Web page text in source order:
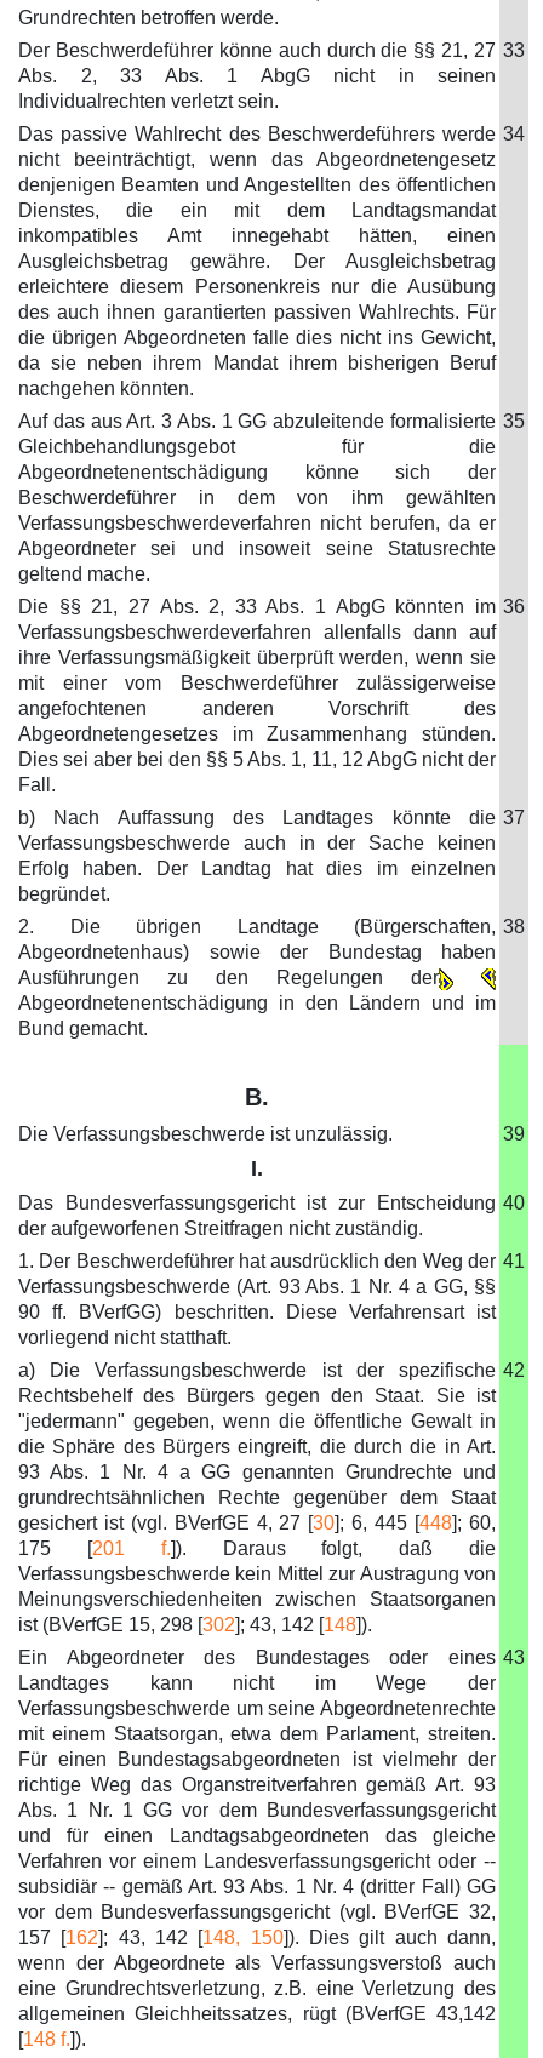
Grundrechten betroffen werde.
Der Beschwerdeführer könne auch durch die §§ 21, 27
Abs. 2, 33 Abs. 1 AbgG nicht in seinen
Individualrechten verletzt sein.
33
Das passive Wahlrecht des Beschwerdeführers werde
nicht beeinträchtigt, wenn das Abgeordnetengesetz
denjenigen Beamten und Angestellten des öffentlichen
Dienstes, die ein mit dem Landtagsmandat
inkompatibles Amt innegehabt hätten, einen
Ausgleichsbetrag gewähre. Der Ausgleichsbetrag
erleichtere diesem Personenkreis nur die Ausübung
des auch ihnen garantierten passiven Wahlrechts. Für
die übrigen Abgeordneten falle dies nicht ins Gewicht,
da sie neben ihrem Mandat ihrem bisherigen Beruf
nachgehen könnten.
34
Auf das aus Art. 3 Abs. 1 GG abzuleitende formalisierte
Gleichbehandlungsgebot für die
Abgeordnetenentschädigung könne sich der
Beschwerdeführer in dem von ihm gewählten
Verfassungsbeschwerdeverfahren nicht berufen, da er
Abgeordneter sei und insoweit seine Statusrechte
geltend mache.
35
Die §§ 21, 27 Abs. 2, 33 Abs. 1 AbgG könnten im
Verfassungsbeschwerdeverfahren allenfalls dann auf
ihre Verfassungsmäßigkeit überprüft werden, wenn sie
mit einer vom Beschwerdeführer zulässigerweise
angefochtenen anderen Vorschrift des
Abgeordnetengesetzes im Zusammenhang stünden.
Dies sei aber bei den §§ 5 Abs. 1, 11, 12 AbgG nicht der
Fall.
36
b) Nach Auffassung des Landtages könnte die
Verfassungsbeschwerde auch in der Sache keinen
Erfolg haben. Der Landtag hat dies im einzelnen
begründet.
37
2. Die übrigen Landtage (Bürgerschaften,
Abgeordnetenhaus) sowie der Bundestag haben
Ausführungen zu den Regelungen der
Abgeordnetenentschädigung in den Ländern und im
Bund gemacht.
38
B.
Die Verfassungsbeschwerde ist unzulässig. 39
I.
Das Bundesverfassungsgericht ist zur Entscheidung
der aufgeworfenen Streitfragen nicht zuständig.
40
1. Der Beschwerdeführer hat ausdrücklich den Weg der
Verfassungsbeschwerde (Art. 93 Abs. 1 Nr. 4 a GG, §§
90 ff. BVerfGG) beschritten. Diese Verfahrensart ist
vorliegend nicht statthaft.
41
a) Die Verfassungsbeschwerde ist der spezifische
Rechtsbehelf des Bürgers gegen den Staat. Sie ist
"jedermann" gegeben, wenn die öffentliche Gewalt in
die Sphäre des Bürgers eingreift, die durch die in Art.
93 Abs. 1 Nr. 4 a GG genannten Grundrechte und
grundrechtsähnlichen Rechte gegenüber dem Staat
gesichert ist (vgl. BVerfGE 4, 27 [30]; 6, 445 [448]; 60,
175 [201 f.]). Daraus folgt, daß die
Verfassungsbeschwerde kein Mittel zur Austragung von
Meinungsverschiedenheiten zwischen Staatsorganen
ist (BVerfGE 15, 298 [302]; 43, 142 [148]).
42
Ein Abgeordneter des Bundestages oder eines
Landtages kann nicht im Wege der
Verfassungsbeschwerde um seine Abgeordnetenrechte
mit einem Staatsorgan, etwa dem Parlament, streiten.
Für einen Bundestagsabgeordneten ist vielmehr der
richtige Weg das Organstreitverfahren gemäß Art. 93
Abs. 1 Nr. 1 GG vor dem Bundesverfassungsgericht
und für einen Landtagsabgeordneten das gleiche
Verfahren vor einem Landesverfassungsgericht oder --
subsidiär -- gemäß Art. 93 Abs. 1 Nr. 4 (dritter Fall) GG
vor dem Bundesverfassungsgericht (vgl. BVerfGE 32,
157 [162]; 43, 142 [148, 150]). Dies gilt auch dann,
wenn der Abgeordnete als Verfassungsverstoß auch
eine Grundrechtsverletzung, z.B. eine Verletzung des
allgemeinen Gleichheitssatzes, rügt (BVerfGE 43,142
[148 f.]).
43